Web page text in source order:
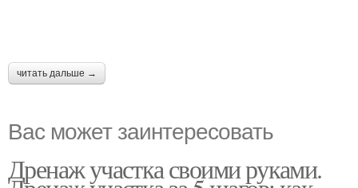
читать дальше →
Вас может заинтересовать
Дренаж участка своими руками.